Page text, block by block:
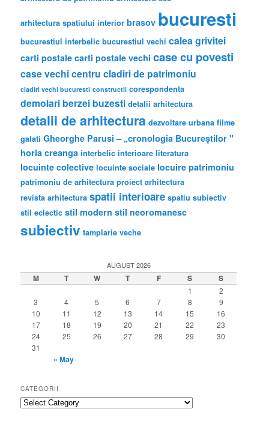
arhitectura spatiului interior brasov bucuresti
bucurestiul interbelic bucurestiul vechi calea grivitei
carti postale carti postale vechi case cu povesti
case vechicentru cladiri de patrimoniu
cladiri vechi bucuresti constructii corespondenta
demolari berzei buzesti detalii arhitectura
detalii de arhitectura dezvoltare urbana filme
galati Gheorghe Parusi – „cronologia Bucureştilor "
horia creanga interbelic interioare literatura
locuinte colective locuinte sociale locuire patrimoniu
patrimoniu de arhitectura proiect arhitectura
revista arhitectura spatii interioare spatiu subiectiv
stil eclectic stil modern stil neoromanesc
subiectiv tamplarie veche
AUGUST 2026
M T W T F S S
1
2
3
4 5 6 7 8
9
10
11 12 13 14 15
16
17
18 19 20 21 22
23
24
25 26 27 28 29
30
31
« May
CATEGORII
categorii